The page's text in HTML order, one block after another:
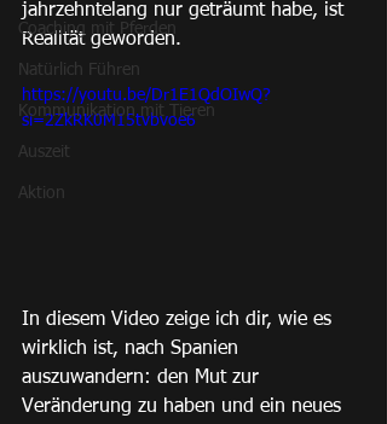
Coaching mit Pferden
Natürlich Führen
Kommunikation mit Tieren
Auszeit
Aktion
jahrzehntelang nur geträumt habe, ist
Realität geworden.
https://youtu.be/Dr1E1QdOIwQ?
si=2ZkRK0M15tvbvoe6
In diesem Video zeige ich dir, wie es
wirklich ist, nach Spanien
auszuwandern: den Mut zur
Veränderung zu haben und ein neues